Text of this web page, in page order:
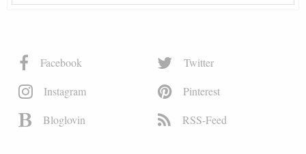
Facebook
Twitter
Instagram
Pinterest
Bloglovin
RSS-Feed